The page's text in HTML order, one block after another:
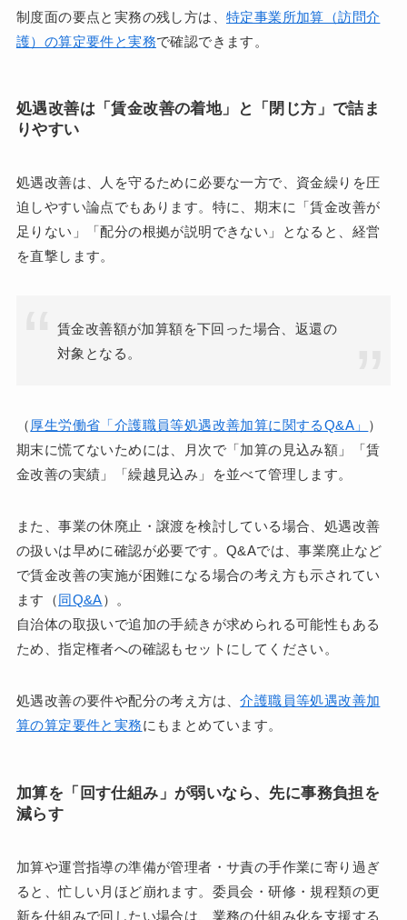
制度面の要点と実務の残し方は、 特定事業所加算（訪問介
護）の算定要件と実務で確認できます。
処遇改善は「賃金改善の着地」と「閉じ方」で詰ま
りやすい
処遇改善は、人を守るために必要な一方で、資金繰りを圧
迫しやすい論点でもあります。特に、期末に「賃金改善が
足りない」「配分の根拠が説明できない」となると、経営
を直撃します。
賃金改善額が加算額を下回った場合、返還の
対象となる。
（厚生労働省「介護職員等処遇改善加算に関するQ&A」 ）
期末に慌てないためには、月次で「加算の見込み額」「賃
金改善の実績」「繰越見込み」を並べて管理します。
また、事業の休廃止・譲渡を検討している場合、処遇改善
の扱いは早めに確認が必要です。Q&Aでは、事業廃止など
で賃金改善の実施が困難になる場合の考え方も示されてい
ます（同Q&A）。
自治体の取扱いで追加の手続きが求められる可能性もある
ため、指定権者への確認もセットにしてください。
処遇改善の要件や配分の考え方は、介護職員等処遇改善加
算の算定要件と実務にもまとめています。
加算を「回す仕組み」が弱いなら、先に事務負担を
減らす
加算や運営指導の準備が管理者・サ責の手作業に寄り過ぎ
ると、忙しい月ほど崩れます。委員会・研修・規程類の更
新を仕組みで回したい場合は、業務の仕組み化を支援する